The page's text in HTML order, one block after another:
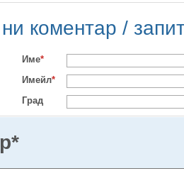
коментар /
Име*
Имейл*
Град
*